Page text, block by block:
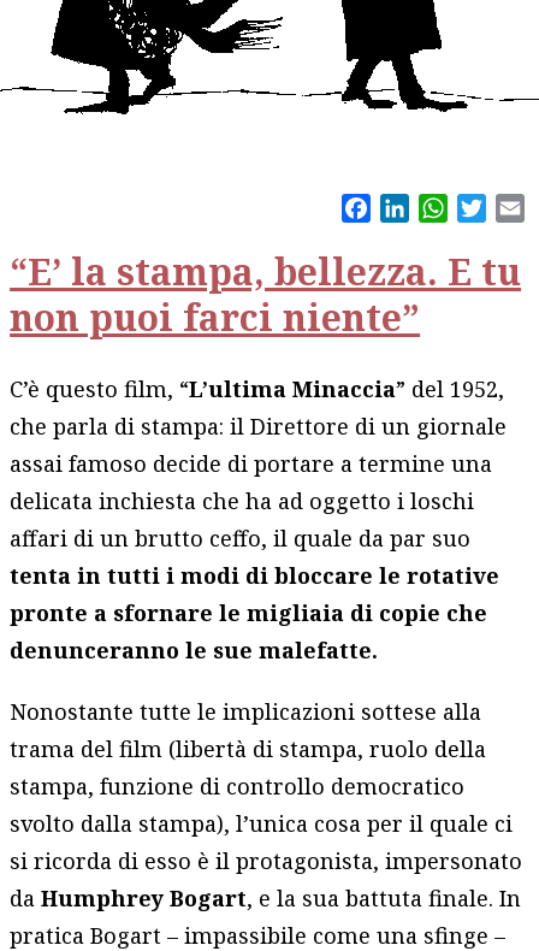
FacebookLinkedIn
“E’ la stampa, bellezza. E tu
non puoi farci niente”
C’è questo film, “L’ultima Minaccia” del 1952,
che parla di stampa: il Direttore di un giornale
assai famoso decide di portare a termine una
delicata inchiesta che ha ad oggetto i loschi
affari di un brutto ceffo, il quale da par suo
tenta in tutti i modi di bloccare le rotative
pronte a sfornare le migliaia di copie che
denunceranno le sue malefatte.
Nonostante tutte le implicazioni sottese alla
trama del film (libertà di stampa, ruolo della
stampa, funzione di controllo democratico
svolto dalla stampa), l’unica cosa per il quale ci
si ricorda di esso è il protagonista, impersonato
da Humphrey Bogart, e la sua battuta finale. In
pratica Bogart – impassibile come una sfinge –